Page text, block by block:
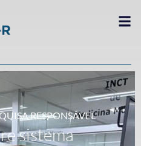
RESPONSÁVEL
sistema